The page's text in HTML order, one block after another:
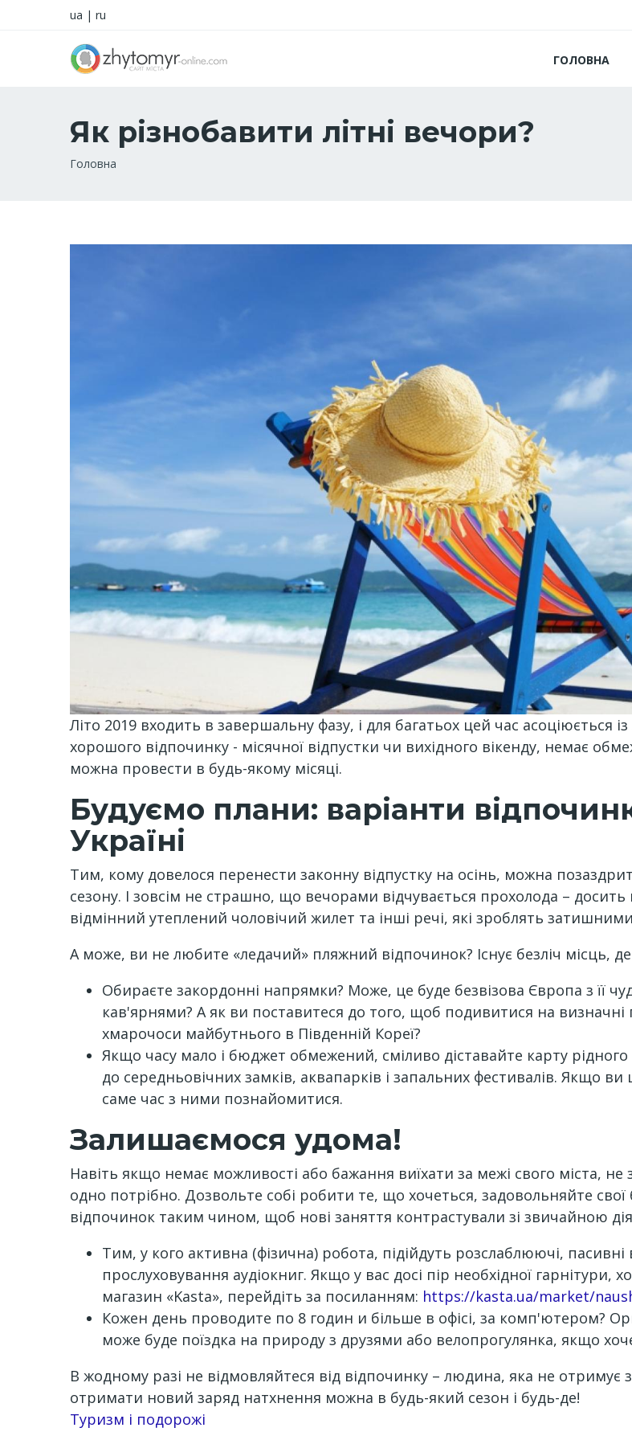
ua | ru
ГОЛОВНА
Як різнобавити літні вечори?
Рядок
Головна
Літо 2019 входить в завершальну фазу, і для багатьох цей час асоціюється
хорошого відпочинку - місячної відпустки чи вихідного вікенду, немає
можна провести в будь-якому місяці.
Будуємо плани: варіанти
Україні
Тим, кому довелося перенести законну відпустку на осінь, можна
сезону. І зовсім не страшно, що вечорами відчувається прохолода –
відмінний утеплений чоловічий жилет та інші речі, які зроблять
А може, ви не любите «ледачий» пляжний відпочинок? Існує безліч місць,
Обираєте закордонні напрямки? Може, це буде безвізова Європа з її
кав'ярнями? А як ви поставитеся до того, щоб подивитися на визначні
хмарочоси майбутнього в Південній Кореї?
Якщо часу мало і бюджет обмежений, сміливо діставайте карту
до середньовічних замків, аквапарків і запальних фестивалів. Якщо
саме час з ними познайомитися.
Залишаємося удома!
Навіть якщо немає можливості або бажання виїхати за межі свого міста,
одно потрібно. Дозвольте собі робити те, що хочеться, задовольняйте
відпочинок таким чином, щоб нові заняття контрастували зі звичайною
Тим, у кого активна (фізична) робота, підійдуть розслаблюючі,
прослуховування аудіокниг. Якщо у вас досі пір необхідної
магазин «Kasta», перейдіть за посиланням: https://kasta.ua/market/
Кожен день проводите по 8 годин и більше в офісі, за комп'ютером?
може буде поїздка на природу з друзями або велопрогулянка, якщо
В жодному разі не відмовляйтеся від відпочинку – людина, яка не
отримати новий заряд натхнення можна в будь-який сезон і будь-де!
Channel
Туризм і подорожі